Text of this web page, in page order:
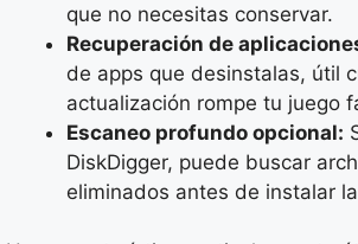
que no necesitas conservar.
Recuperación de
de apps que desinstalas, útil
actualización rompe tu juego
Escaneo profundo opcional:
DiskDigger, puede buscar
eliminados antes de instalar